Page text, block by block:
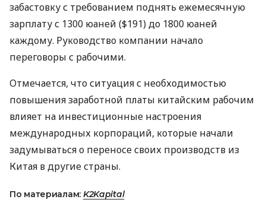
забастовку с требованием поднять ежемесячную
зарплату с 1300 юаней ($191) до 1800 юаней
каждому. Руководство компании начало
переговоры с рабочими.
Отмечается, что ситуация с необходимостью
повышения заработной платы китайским рабочим
влияет на инвестиционные настроения
международных корпораций, которые начали
задумываться о переносе своих производств из
Китая в другие страны.
По материалам: K2Kapital